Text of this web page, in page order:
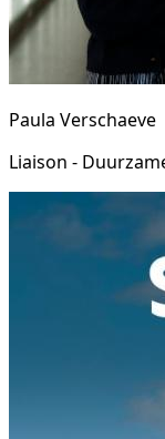
Paula Verschaeve
Liaison -